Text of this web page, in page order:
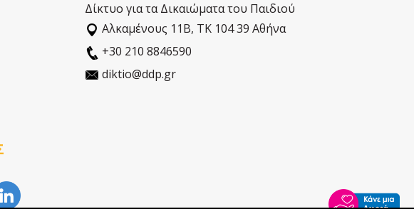
Δίκτυο για τα Δικαιώματα του Παιδιού
Αλκαµένους 11Β, ΤΚ 104 39 Αθήνα
+30 210 8846590
diktio@ddp.gr